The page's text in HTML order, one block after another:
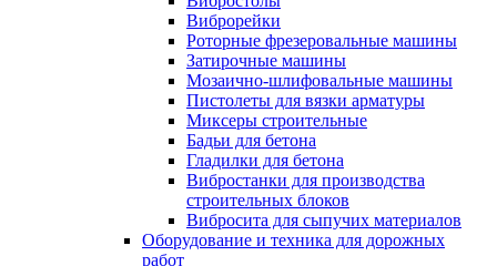
Виброрейки
Роторные фрезеровальные машины
Затирочные машины
Мозаично-шлифовальные машины
Пистолеты для вязки арматуры
Миксеры строительные
Бадьи для бетона
Гладилки для бетона
Вибростанки для производства
строительных блоков
Вибросита для сыпучих материалов
Оборудование и техника для дорожных
работ